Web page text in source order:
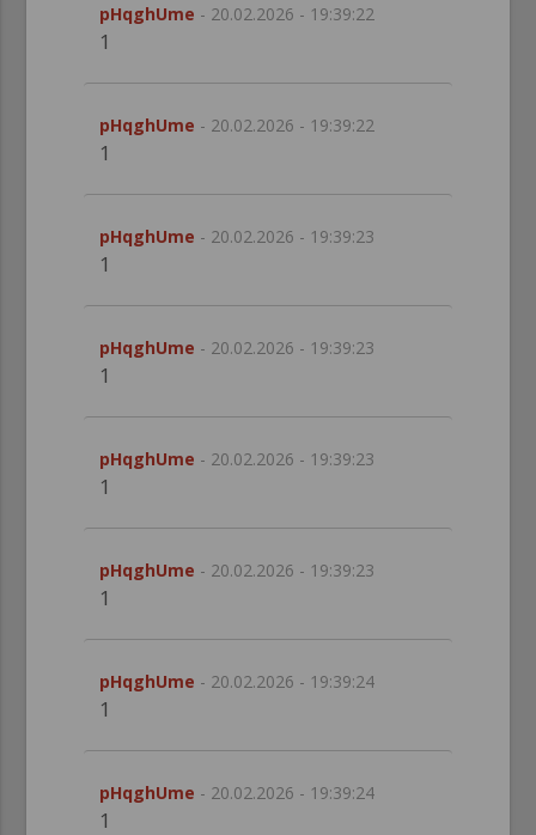
pHqghUme - 20.02.2026 - 19:39:22
1
pHqghUme - 20.02.2026 - 19:39:22
1
pHqghUme - 20.02.2026 - 19:39:23
1
pHqghUme - 20.02.2026 - 19:39:23
1
pHqghUme - 20.02.2026 - 19:39:23
1
pHqghUme - 20.02.2026 - 19:39:23
1
pHqghUme - 20.02.2026 - 19:39:24
1
pHqghUme - 20.02.2026 - 19:39:24
1